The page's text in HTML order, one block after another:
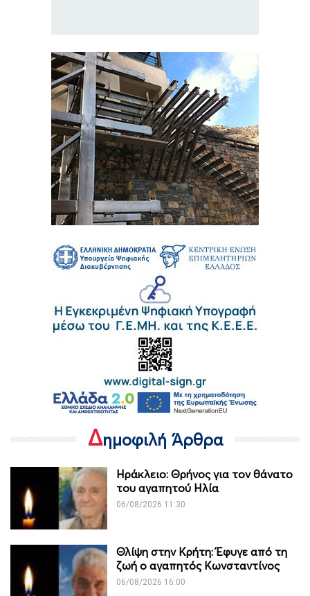
Δημοφιλή Άρθρα
Ηράκλειο: Θρήνος για τον θάνατο
του αγαπητού Ηλία
06/08/2026 11:30
Θλίψη στην Κρήτη: Έφυγε από τη
ζωή ο αγαπητός Κωνσταντίνος
06/08/2026 16:00